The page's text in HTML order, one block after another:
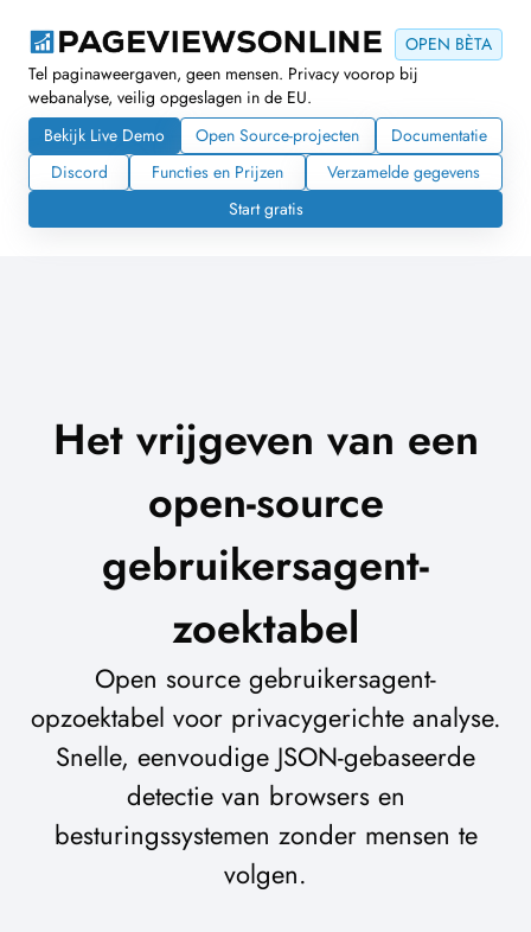
OPEN BÈTA
Tel paginaweergaven, geen mensen. Privacy voorop bij
webanalyse, veilig opgeslagen in de EU.
Bekijk Live Demo
Open Source-projecten
Documentatie
Discord
Functies en Prijzen
Verzamelde gegevens
Start gratis
Het vrijgeven van een
open-source
gebruikersagent-
zoektabel
Open source gebruikersagent-
opzoektabel voor privacygerichte analyse.
Snelle, eenvoudige JSON-gebaseerde
detectie van browsers en
besturingssystemen zonder mensen te
volgen.